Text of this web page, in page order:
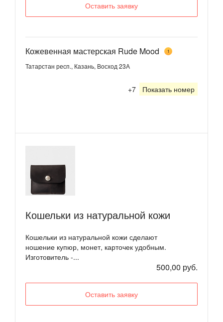
Оставить заявку
Кожевенная мастерская Rude Mood 1
Татарстан респ., Казань, Восход 23А
+7 Показать номер
Кошельки из натуральной кожи
Кошельки из натуральной кожи сделают
ношение купюр, монет, карточек удобным.
Изготовитель -...
500,00 руб.
Оставить заявку